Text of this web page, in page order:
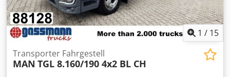
1 / 15
Transporter Fahrgestell
MAN TGL 8.160/190 4x2 BL CH